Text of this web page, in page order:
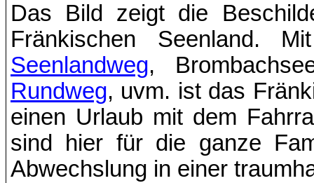
Das Bild zeigt die
Fränkischen Seenland.
Seenlandweg,
Rundweg, uvm. ist das
einen Urlaub mit dem
sind hier für die ganze
Abwechslung in einer